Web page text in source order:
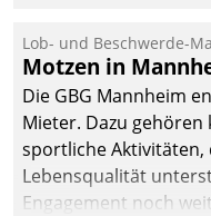
Ressort Kapitalanlage
künftige Aufgaben und
Herausforderungen
gerüstet.
Lob- und Beschwerde-
Motzen in
Die GBG Mannheim
Mieter. Dazu
sportliche Aktivitäten,
Lebensqualität
Engagement noch